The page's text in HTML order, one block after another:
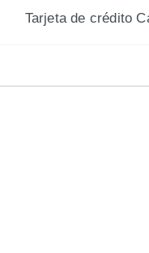
Tarjeta de crédito